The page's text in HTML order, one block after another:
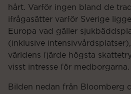
hårt. Varför ingen bland de
ifrågasätter varför Sverige
Europa vad gäller
(inklusive
världens fjärde högsta
visst intresse för medborgarna.
Bilden nedan från Bloomberg